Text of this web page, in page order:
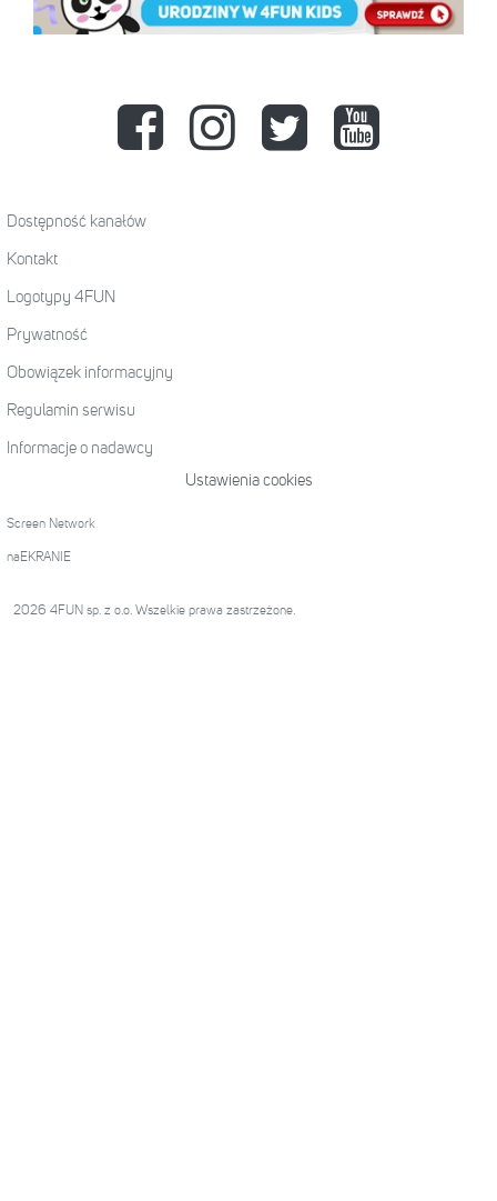
Dostępność kanałów
Kontakt
Logotypy 4FUN
Prywatność
Obowiązek informacyjny
Regulamin serwisu
Informacje o nadawcy
Ustawienia cookies
Screen Network
naEKRANIE
2026 4FUN sp. z o.o. Wszelkie prawa zastrzeżone.